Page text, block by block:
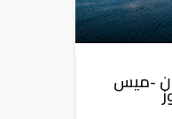
-ميس